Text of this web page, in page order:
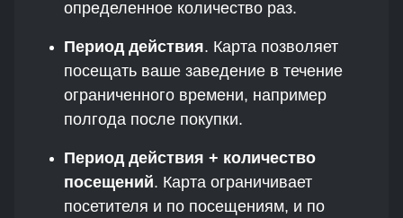
определенное количество раз.
Период действия. Карта позволяет
посещать ваше заведение в течение
ограниченного времени, например
полгода после покупки.
Период действия + количество
посещений. Карта ограничивает
посетителя и по посещениям, и по